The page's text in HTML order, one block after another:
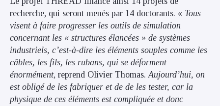
recherche, qui seront menés par 14 doctorants. « Tous
visent à faire progresser les outils de simulation
concernant les « structures élancées » de systèmes
industriels, c’est-à-dire les éléments souples comme les
câbles, les fils, les rubans, qui se déforment
énormément, reprend Olivier Thomas.Aujourd’hui, on
est obligé de les fabriquer et de de les tester, car la
physique de ces éléments est compliquée et donc